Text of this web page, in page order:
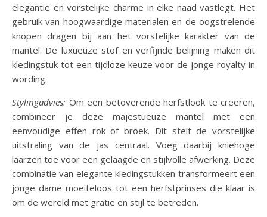
elegantie en vorstelijke charme in elke naad vastlegt. Het
gebruik van hoogwaardige materialen en de oogstrelende
knopen dragen bij aan het vorstelijke karakter van de
mantel. De luxueuze stof en verfijnde belijning maken dit
kledingstuk tot een tijdloze keuze voor de jonge royalty in
wording.
Stylingadvies: Om een betoverende herfstlook te creëren,
combineer je deze majestueuze mantel met een
eenvoudige effen rok of broek. Dit stelt de vorstelijke
uitstraling van de jas centraal. Voeg daarbij kniehoge
laarzen toe voor een gelaagde en stijlvolle afwerking. Deze
combinatie van elegante kledingstukken transformeert een
jonge dame moeiteloos tot een herfstprinses die klaar is
om de wereld met gratie en stijl te betreden.